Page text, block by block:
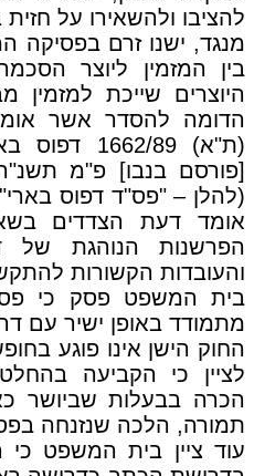
להציבו ולהשאירו על
מנגד, ישנו זרם בפסיקה
בין המזמין ליוצר
היוצרים שייכת
הדומה להסדר אשר
(ת"א) 1662/
(להלן – "פס"ד דפוס
אומד דעת הצדדים
הפרשנות הנוהגת של
והעובדות הקשורות
בית המשפט פסק כי
מתמודד באופן ישיר עם
החוק הישן אינו פוגע
לציין כי הקביעה
הכרה בבעלות שביושר
תמורה, הלכה שנזנחה
עוד ציין בית המשפט